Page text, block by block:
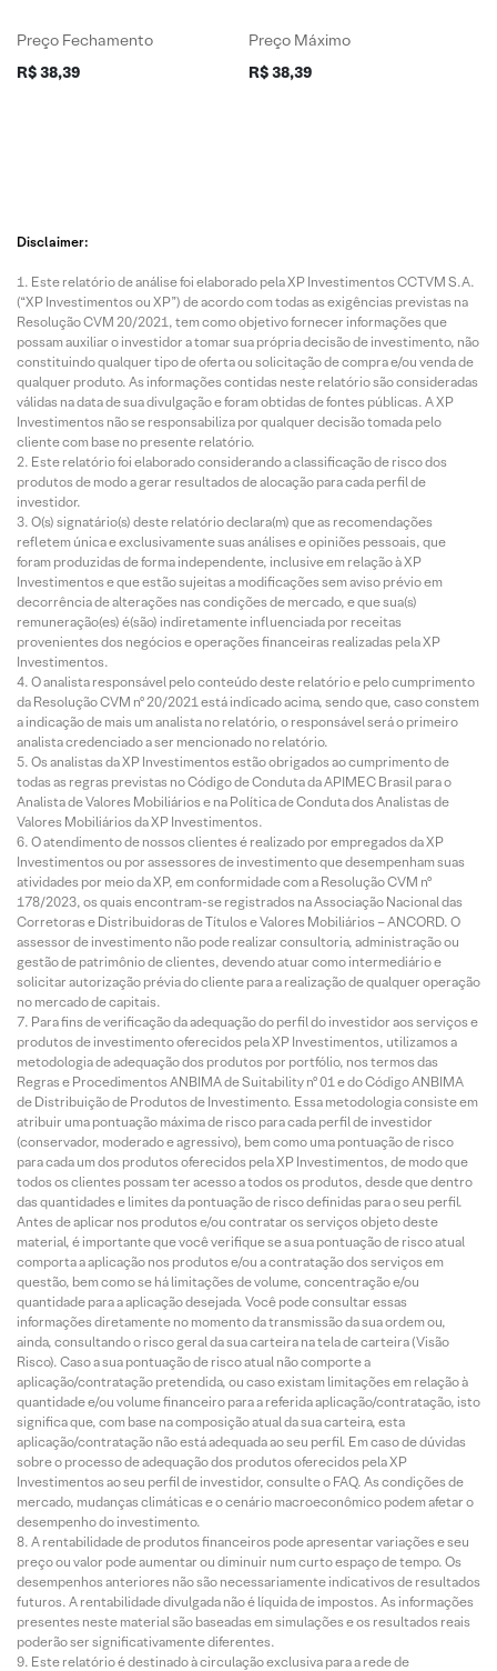
Preço Fechamento
R$ 38,39
Preço Máximo
R$ 38,39
Disclaimer:
Este relatório de análise foi elaborado pela XP Investimentos CCTVM S.A.
(“XP Investimentos ou XP”) de acordo com todas as exigências previstas na
Resolução CVM 20/2021, tem como objetivo fornecer informações que
possam auxiliar o investidor a tomar sua própria decisão de investimento, não
constituindo qualquer tipo de oferta ou solicitação de compra e/ou venda de
qualquer produto. As informações contidas neste relatório são consideradas
válidas na data de sua divulgação e foram obtidas de fontes públicas. A XP
Investimentos não se responsabiliza por qualquer decisão tomada pelo
cliente com base no presente relatório.
Este relatório foi elaborado considerando a classificação de risco dos
produtos de modo a gerar resultados de alocação para cada perfil de
investidor.
O(s) signatário(s) deste relatório declara(m) que as recomendações
refletem única e exclusivamente suas análises e opiniões pessoais, que
foram produzidas de forma independente, inclusive em relação à XP
Investimentos e que estão sujeitas a modificações sem aviso prévio em
decorrência de alterações nas condições de mercado, e que sua(s)
remuneração(es) é(são) indiretamente influenciada por receitas
provenientes dos negócios e operações financeiras realizadas pela XP
Investimentos.
O analista responsável pelo conteúdo deste relatório e pelo cumprimento
da Resolução CVM nº 20/2021 está indicado acima, sendo que, caso constem
a indicação de mais um analista no relatório, o responsável será o primeiro
analista credenciado a ser mencionado no relatório.
Os analistas da XP Investimentos estão obrigados ao cumprimento de
todas as regras previstas no Código de Conduta da APIMEC Brasil para o
Analista de Valores Mobiliários e na Política de Conduta dos Analistas de
Valores Mobiliários da XP Investimentos.
O atendimento de nossos clientes é realizado por empregados da XP
Investimentos ou por assessores de investimento que desempenham suas
atividades por meio da XP, em conformidade com a Resolução CVM nº
178/2023, os quais encontram-se registrados na Associação Nacional das
Corretoras e Distribuidoras de Títulos e Valores Mobiliários – ANCORD. O
assessor de investimento não pode realizar consultoria, administração ou
gestão de patrimônio de clientes, devendo atuar como intermediário e
solicitar autorização prévia do cliente para a realização de qualquer operação
no mercado de capitais.
Para fins de verificação da adequação do perfil do investidor aos serviços e
produtos de investimento oferecidos pela XP Investimentos, utilizamos a
metodologia de adequação dos produtos por portfólio, nos termos das
Regras e Procedimentos ANBIMA de Suitability nº 01 e do Código ANBIMA
de Distribuição de Produtos de Investimento. Essa metodologia consiste em
atribuir uma pontuação máxima de risco para cada perfil de investidor
(conservador, moderado e agressivo), bem como uma pontuação de risco
para cada um dos produtos oferecidos pela XP Investimentos, de modo que
todos os clientes possam ter acesso a todos os produtos, desde que dentro
das quantidades e limites da pontuação de risco definidas para o seu perfil.
Antes de aplicar nos produtos e/ou contratar os serviços objeto deste
material, é importante que você verifique se a sua pontuação de risco atual
comporta a aplicação nos produtos e/ou a contratação dos serviços em
questão, bem como se há limitações de volume, concentração e/ou
quantidade para a aplicação desejada. Você pode consultar essas
informações diretamente no momento da transmissão da sua ordem ou,
ainda, consultando o risco geral da sua carteira na tela de carteira (Visão
Risco). Caso a sua pontuação de risco atual não comporte a
aplicação/contratação pretendida, ou caso existam limitações em relação à
quantidade e/ou volume financeiro para a referida aplicação/contratação, isto
significa que, com base na composição atual da sua carteira, esta
aplicação/contratação não está adequada ao seu perfil. Em caso de dúvidas
sobre o processo de adequação dos produtos oferecidos pela XP
Investimentos ao seu perfil de investidor, consulte o FAQ. As condições de
mercado, mudanças climáticas e o cenário macroeconômico podem afetar o
desempenho do investimento.
A rentabilidade de produtos financeiros pode apresentar variações e seu
preço ou valor pode aumentar ou diminuir num curto espaço de tempo. Os
desempenhos anteriores não são necessariamente indicativos de resultados
futuros. A rentabilidade divulgada não é líquida de impostos. As informações
presentes neste material são baseadas em simulações e os resultados reais
poderão ser significativamente diferentes.
Este relatório é destinado à circulação exclusiva para a rede de